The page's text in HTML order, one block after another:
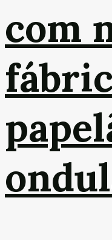
com